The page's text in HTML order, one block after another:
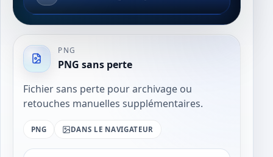
PNG
PNG sans perte
Fichier sans perte pour archivage ou
retouches manuelles supplémentaires.
PNG DANS LE NAVIGATEUR